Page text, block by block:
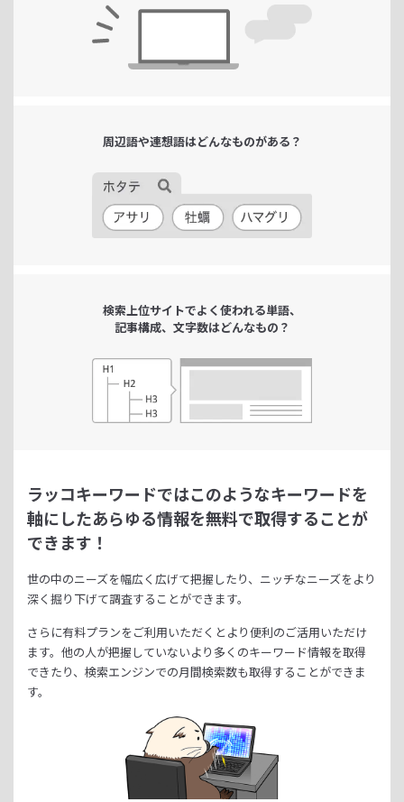
周辺語や連想語はどんなものがある？
検索上位サイトでよく使われる単語、
記事構成、文字数はどんなもの？
ラッコキーワードではこのようなキーワードを
軸にしたあらゆる情報を無料で取得することが
できます！
世の中のニーズを幅広く広げて把握したり、 ニッチなニーズをより
深く掘り下げて調査することができます。
さらに有料プランをご利用いただくとより便利のご活用いただけ
ます。 他の人が把握していないより多くのキーワード情報を取得
できたり、 検索エンジンでの月間検索数も取得することができま
す。